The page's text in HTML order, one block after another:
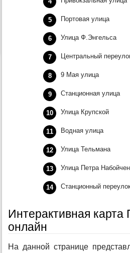
Портовая улица
Улица Ф.Энгельса
Центральный
9 Мая улица
Станционная улица
Улица Крупской
Водная улица
Улица Тельмана
Улица Петра
Станционный
Интерактивная карта
онлайн
На данной странице